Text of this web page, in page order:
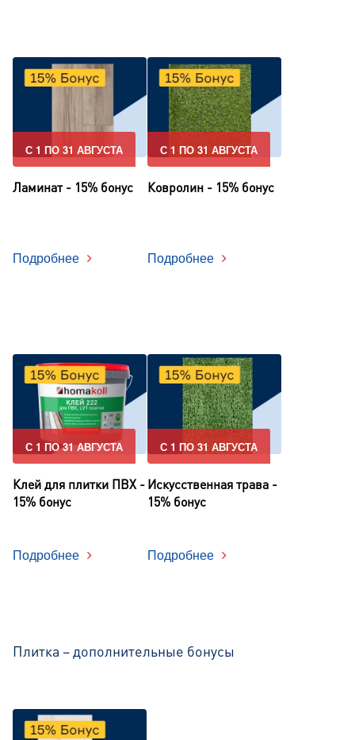
С 1 ПО 31 АВГУСТА
Ламинат - 15% бонус
Подробнее
С 1 ПО 31 АВГУСТА
Ковролин - 15% бонус
Подробнее
С 1 ПО 31 АВГУСТА
Клей для плитки ПВХ -
15% бонус
Подробнее
С 1 ПО 31 АВГУСТА
Искусственная трава -
15% бонус
Подробнее
Плитка – дополнительные бонусы